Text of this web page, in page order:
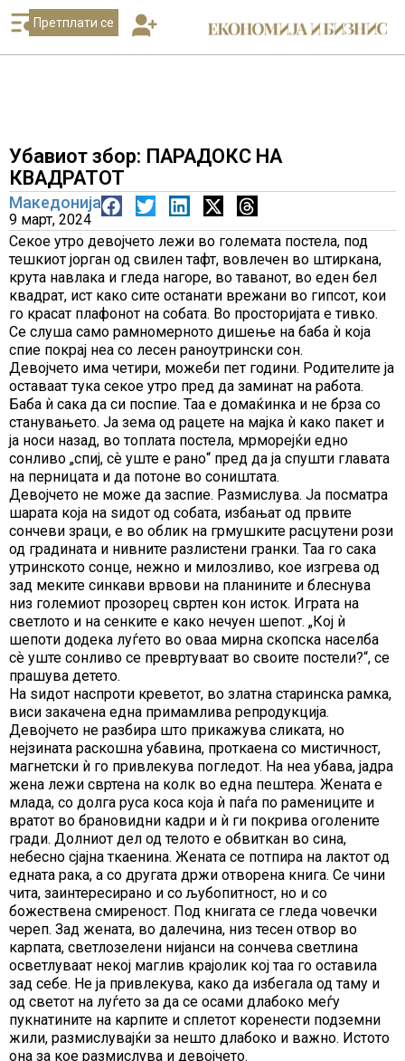
Претплати се
Убавиот збор: ПАРАДОКС НА
КВАДРАТОТ
Македонија
9 март, 2024
Секое утро девојчето лежи во големата постела, под
тешкиот јорган од свилен тафт, вовлечен во штиркана,
крута навлака и гледа нагоре, во таванот, во еден бел
квадрат, ист како сите останати врежани во гипсот, кои
го красат плафонот на собата. Во просторијата е тивко.
Се слуша само рамномерното дишење на баба ѝ која
спие покрај неа со лесен раноутрински сон.
Девојчето има четири, можеби пет години. Родителите ја
оставаат тука секое утро пред да заминат на работа.
Баба ѝ сака да си поспие. Таа е домаќинка и не брза со
станувањето. Ја зема од рацете на мајка ѝ како пакет и
ја носи назад, во топлата постела, мрморејќи едно
сонливо „спиј, сѐ уште е рано“ пред да ја спушти главата
на перницата и да потоне во соништата.
Девојчето не може да заспие. Размислува. Ја посматра
шарата која на ѕидот од собата, избањат од првите
сончеви зраци, е во облик на грмушките расцутени рози
од градината и нивните разлистени гранки. Таа го сака
утринското сонце, нежно и милозливо, кое изгрева од
зад меките синкави врвови на планините и блеснува
низ големиот прозорец свртен кон исток. Играта на
светлото и на сенките е како нечуен шепот. „Кој ѝ
шепоти додека луѓето во оваа мирна скопска населба
сѐ уште сонливо се превртуваат во своите постели?“, се
прашува детето.
На ѕидот наспроти креветот, во златна старинска рамка,
виси закачена една примамлива репродукција.
Девојчето не разбира што прикажува сликата, но
нејзината раскошна убавина, проткаена со мистичност,
магнетски ѝ го привлекува погледот. На неа убава, јадра
жена лежи свртена на колк во една пештера. Жената е
млада, со долга руса коса која ѝ паѓа по рамениците и
вратот во брановидни кадри и ѝ ги покрива оголените
гради. Долниот дел од телото е обвиткан во сина,
небесно сјајна ткаенина. Жената се потпира на лактот од
едната рака, а со другата држи отворена книга. Се чини
чита, заинтересирано и со љубопитност, но и со
божествена смиреност. Под книгата се гледа човечки
череп. Зад жената, во далечина, низ тесен отвор во
карпата, светлозелени нијанси на сончева светлина
осветлуваат некој маглив крајолик кој таа го оставила
зад себе. Не ја привлекува, како да избегала од таму и
од светот на луѓето за да се осами длабоко меѓу
пукнатините на карпите и сплетот коренести подземни
жили, размислувајќи за нешто длабоко и важно. Истото
она за кое размислува и девојчето.